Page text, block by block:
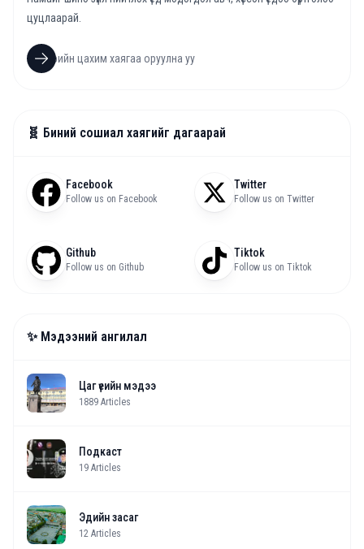
цуцлаарай.
🧬 Биний сошиал хаягийг дагаарай
Facebook
Follow us on Facebook
Twitter
Follow us on Twitter
Github
Follow us on Github
Tiktok
Follow us on Tiktok
✨ Мэдээний ангилал
Цаг үеийн мэдээ
1889 Articles
Подкаст
19 Articles
Эдийн засаг
12 Articles